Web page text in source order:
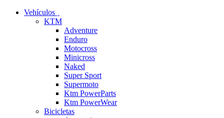
Vehículos
KTM
Adventure
Enduro
Motocross
Minicross
Naked
Super Sport
Supermoto
Ktm PowerParts
Ktm PowerWear
Bicicletas